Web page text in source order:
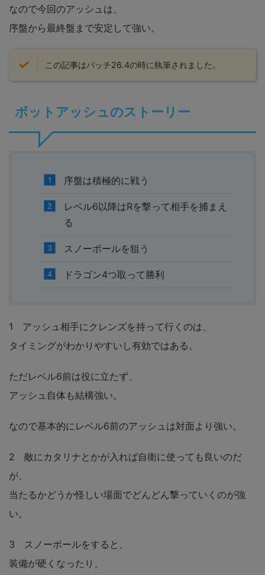
なので今回のアッシュは、
序盤から最終盤まで安定して強い。
この記事はパッチ26.4の時に執筆されました。
ボットアッシュのストーリー
序盤は積極的に戦う
レベル6以降はRを撃って相手を捕まえ
る
スノーボールを狙う
ドラゴン4つ取って勝利
1 アッシュ相手にクレンズを持って行くのは、
タイミングがわかりやすいし有効ではある。
ただレベル6前は役に立たず、
アッシュ自体も結構強い。
なので基本的にレベル6前のアッシュは対面より強い。
2 敵にカタリナとかが入れば自衛に使っても良いのだ
が、
当たるかどうか怪しい場面でどんどん撃っていくのが強
い。
3 スノーボールをすると、
装備が硬くなったり、